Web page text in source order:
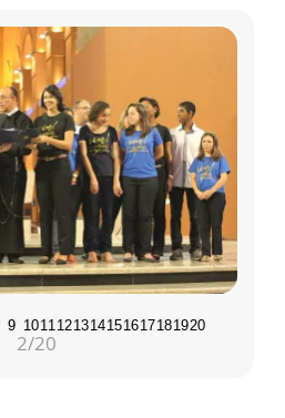
9 1011 121314151617181920
2/20